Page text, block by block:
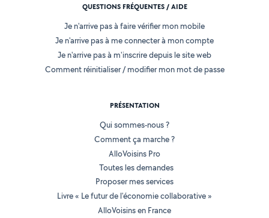
QUESTIONS FRÉQUENTES / AIDE
Je n'arrive pas à faire vérifier mon mobile
Je n'arrive pas à me connecter à mon compte
Je n'arrive pas à m'inscrire depuis le site web
Comment réinitialiser / modifier mon mot de passe
PRÉSENTATION
Qui sommes-nous ?
Comment ça marche ?
AlloVoisins Pro
Toutes les demandes
Proposer mes services
Livre « Le futur de l'économie collaborative »
AlloVoisins en France